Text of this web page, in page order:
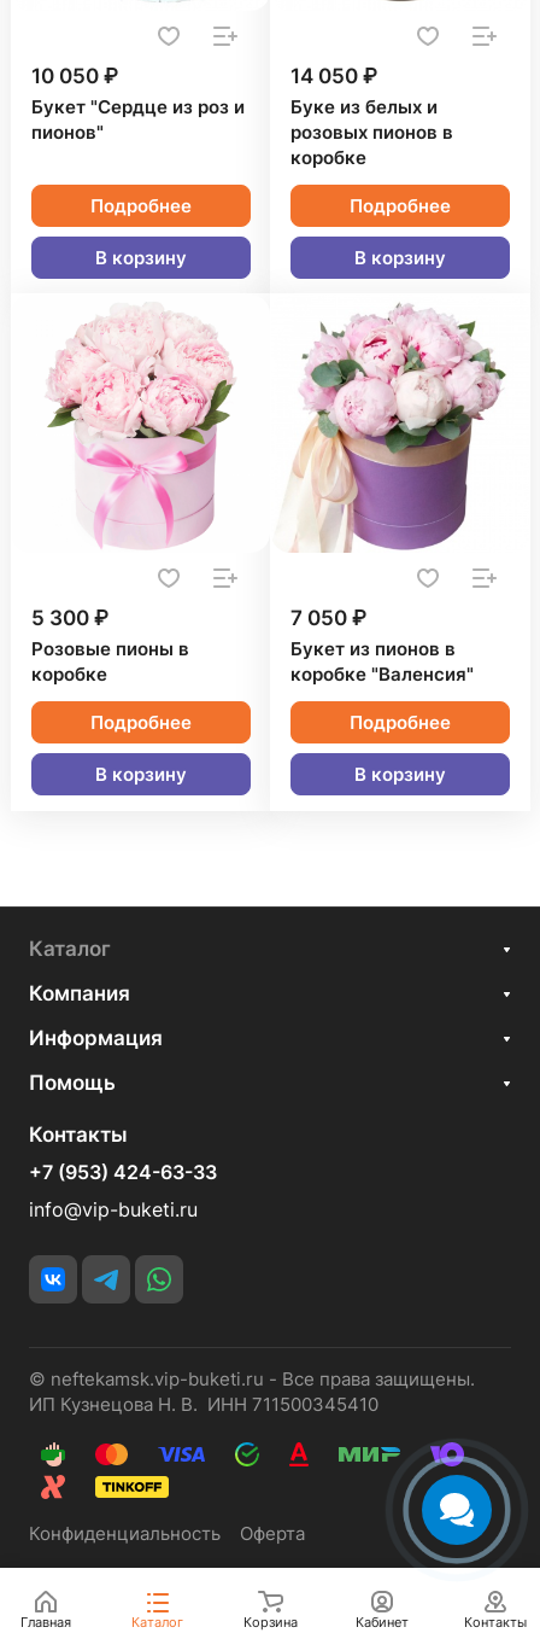
10 050 ₽
Букет "Сердце из роз и
пионов"
Подробнее
В корзину
14 050 ₽
Буке из белых и
розовых пионов в
коробке
Подробнее
В корзину
5 300 ₽
Розовые пионы в
коробке
Подробнее
В корзину
7 050 ₽
Букет из пионов в
коробке "Валенсия"
Подробнее
В корзину
Каталог
Компания
Информация
Помощь
Контакты
+7 (953) 424-63-33
info@vip-buketi.ru
© neftekamsk.vip-buketi.ru - Все права защищены.
ИП Кузнецова Н. В. ИНН 711500345410
Конфиденциальность Оферта
Главная Каталог Корзина Кабинет Контакты